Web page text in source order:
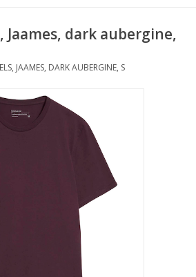
dark aubergine,
JAAMES, DARK AUBERGINE, S